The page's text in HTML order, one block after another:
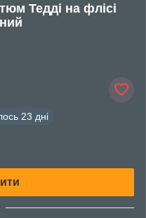
Тедді на флісі
23 дні